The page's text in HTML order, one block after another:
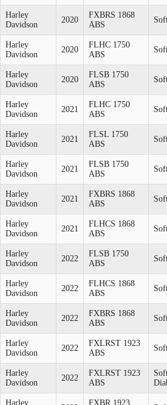
Harley
Davidson
2020
FXBRS 1868
ABS
Harley
Davidson
2020
FLHC 1750
ABS
Harley
Davidson
2020
FLSB 1750
ABS
Harley
Davidson
2021
FLHC 1750
ABS
Harley
Davidson
2021
FLSL 1750
ABS
Harley
Davidson
2021
FLSB 1750
ABS
Harley
Davidson
2021
FXBRS 1868
ABS
Harley
Davidson
2021
FLHCS 1868
ABS
Harley
Davidson
2022
FLSB 1750
ABS
Harley
Davidson
2022
FLHCS 1868
ABS
Harley
Davidson
2022
FXBRS 1868
ABS
Harley
Davidson
2022
FXLRST 1923
ABS
Harley
Davidson
2022
FXLRST 1923
ABS
Harley
FXBR 1923